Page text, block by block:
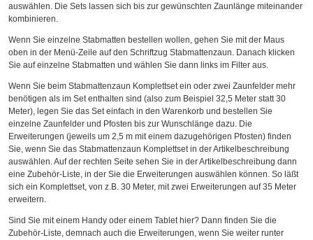
auswählen. Die Sets lassen sich bis zur gewünschten Zaunlänge miteinander
kombinieren.
Wenn Sie einzelne Stabmatten bestellen wollen, gehen Sie mit der Maus
oben in der Menü-Zeile auf den Schriftzug Stabmattenzaun. Danach klicken
Sie auf einzelne Stabmatten und wählen Sie dann links im Filter aus.
Wenn Sie beim Stabmattenzaun Komplettset ein oder zwei Zaunfelder mehr
benötigen als im Set enthalten sind (also zum Beispiel 32,5 Meter statt 30
Meter), legen Sie das Set einfach in den Warenkorb und bestellen Sie
einzelne Zaunfelder und Pfosten bis zur Wunschlänge dazu. Die
Erweiterungen (jeweils um 2,5 m mit einem dazugehörigen Pfosten) finden
Sie, wenn Sie das Stabmattenzaun Komplettset in der Artikelbeschreibung
auswählen. Auf der rechten Seite sehen Sie in der Artikelbeschreibung dann
eine Zubehör-Liste, in der Sie die Erweiterungen auswählen können. So läßt
sich ein Komplettset, von z.B. 30 Meter, mit zwei Erweiterungen auf 35 Meter
erweitern.
Sind Sie mit einem Handy oder einem Tablet hier? Dann finden Sie die
Zubehör-Liste, demnach auch die Erweiterungen, wenn Sie weiter runter